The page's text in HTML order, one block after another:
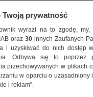
Twoją prywatność
wyrazi na to zgodę,
oraz30 innych Zaufanych
i uzyskiwać do nich dostęp
Odbywa się to poprzez
przechowywanych w plikach
w oparciu o uzasadniony
i reklam”.